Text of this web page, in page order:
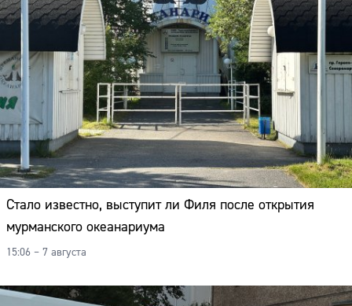
Стало известно, выступит ли Филя после открытия
мурманского океанариума
15:06 – 7 августа